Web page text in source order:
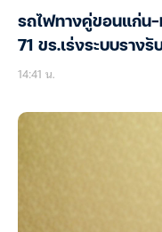
รถไฟทางคู่ขอนแก่น-
71 ขร.เร่งระบบราง
14:41 น.